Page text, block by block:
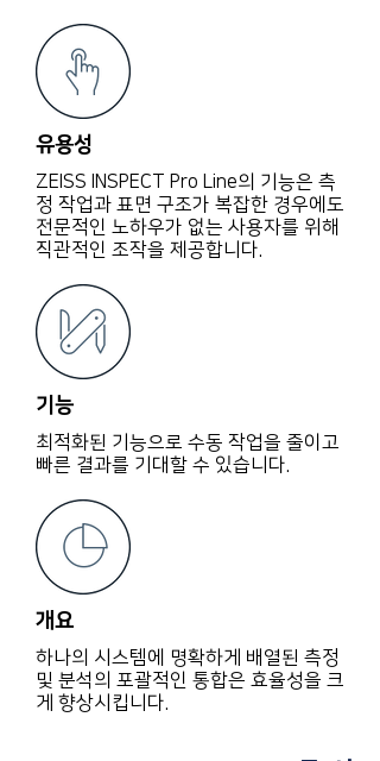
유용성
ZEISS INSPECT Pro Line의 기능은 측
정 작업과 표면 구조가 복잡한 경우에도
전문적인 노하우가 없는 사용자를 위해
직관적인 조작을 제공합니다.
기능
최적화된 기능으로 수동 작업을 줄이고
빠른 결과를 기대할 수 있습니다.
개요
하나의 시스템에 명확하게 배열된 측정
및 분석의 포괄적인 통합은 효율성을 크
게 향상시킵니다.